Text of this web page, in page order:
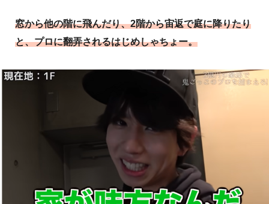
窓から他の階に飛んだり、2階から宙返で庭に降りたり
と、プロに翻弄されるはじめしゃちょー。